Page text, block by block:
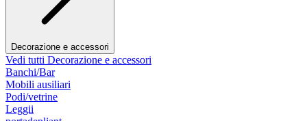
Decorazione e accessori
Vedi tutti Decorazione e accessori
Banchi/Bar
Mobili ausiliari
Podi/vetrine
Leggii